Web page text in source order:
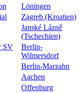
Löningen
Zagreb (Kroatien)
Janské Lázně
(Tschechien)
SV
Berlin-
Wilmersdorf
Berlin-Marzahn
Aachen
Offenburg